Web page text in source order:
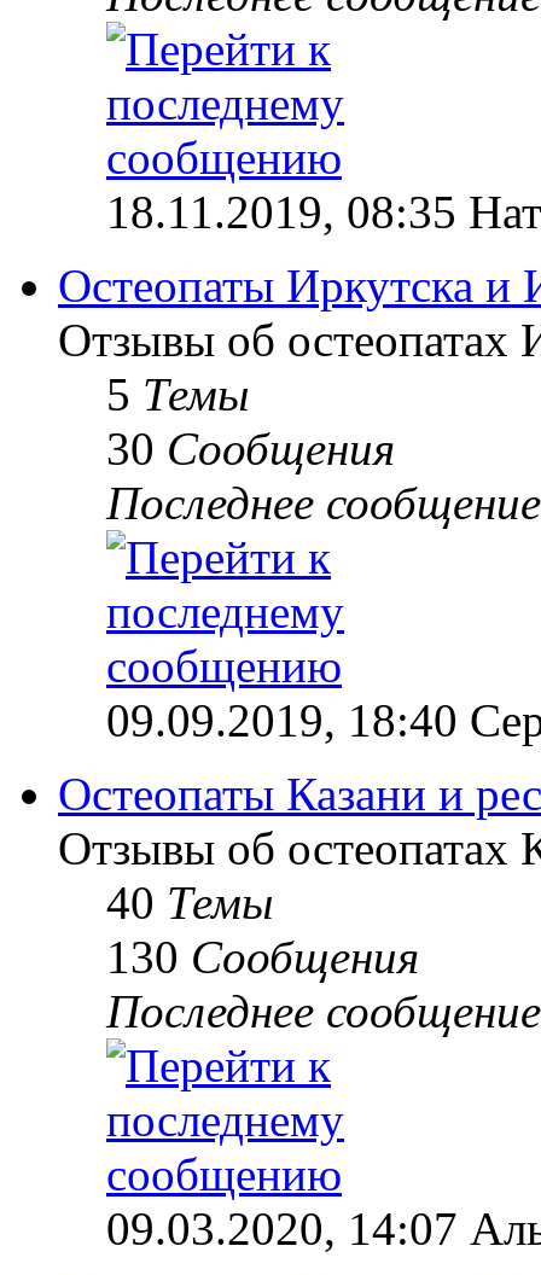
18.11.2019, 08:35
Остеопаты Иркутска и
Отзывы об остеопатах
5 Темы
30 Сообщения
Последнее сообщение
09.09.2019, 18:40
Остеопаты Казани и
Отзывы об остеопатах
40 Темы
130 Сообщения
Последнее сообщение
09.03.2020, 14:07